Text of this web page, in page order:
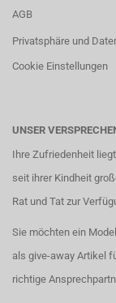
AGB
Privatsphäre und
Cookie Einstellungen
UNSER
Ihre Zufriedenheit
seit ihrer Kindheit
Rat und Tat zur
Sie möchten ein
als give-away Artikel
richtige